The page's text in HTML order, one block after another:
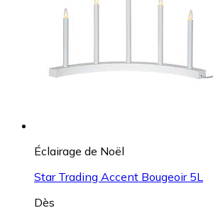
Éclairage de Noël
Star Trading Accent Bougeoir 5L
Dès